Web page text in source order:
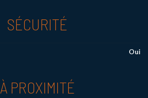
SÉCURITÉ
Oui
À PROXIMITÉ